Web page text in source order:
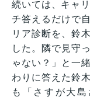
続いては、キャ
チ答えるだけで
リア診断を、鈴
した。隣で見守
ゃない？」と一
わりに答えた鈴
も「さすが大